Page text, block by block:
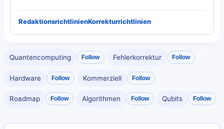
RedaktionsrichtlinienKorrekturrichtlinien
Quantencomputing Follow Fehlerkorrektur Follow
Hardware Follow Kommerziell Follow
Roadmap Follow Algorithmen Follow Qubits Follow